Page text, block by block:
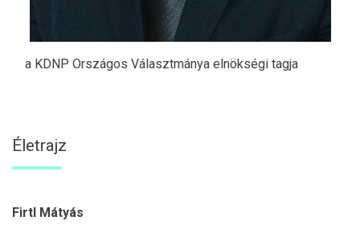
a KDNP Országos Választmánya elnökségi tagja
Életrajz
Firtl Mátyás